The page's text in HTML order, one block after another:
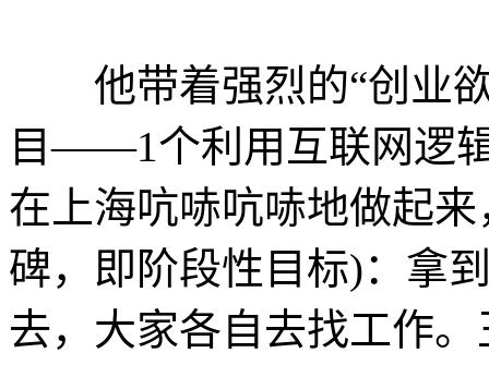
他带着强烈的“创业欲
目——1个利用互联网逻
在上海吭哧吭哧地做起
碑，即阶段性目标)：拿
去，大家各自去找工作